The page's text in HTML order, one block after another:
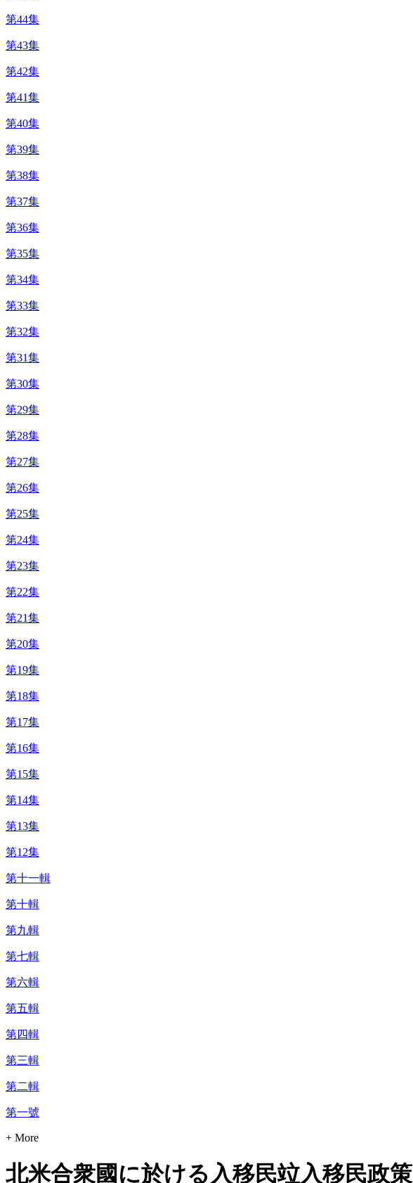
第44集
第43集
第42集
第41集
第40集
第39集
第38集
第37集
第36集
第35集
第34集
第33集
第32集
第31集
第30集
第29集
第28集
第27集
第26集
第25集
第24集
第23集
第22集
第21集
第20集
第19集
第18集
第17集
第16集
第15集
第14集
第13集
第12集
第十一輯
第十輯
第九輯
第七輯
第六輯
第五輯
第四輯
第三輯
第二輯
第一號
+ More
北米合衆國に於ける入移民竝入移民政策